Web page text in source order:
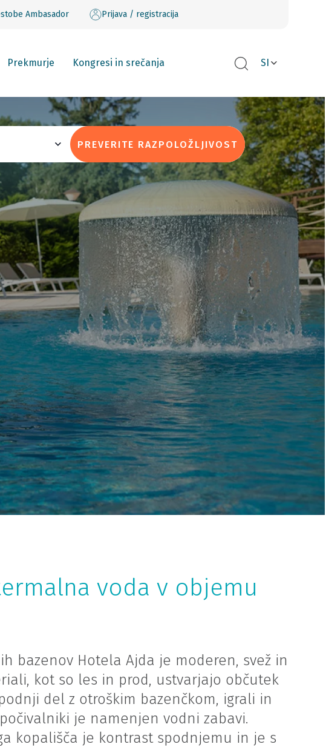
Ambasador Prijava / registracija
Prekmurje Kongresi in srečanja SI
PREVERITE RAZPOLOŽLJIVOST
voda v objemu
bazenov Hotela Ajda je moderen, svež in
kot so les in prod, ustvarjajo občutek
del z otroškim bazenčkom, igrali in
je namenjen vodni zabavi.
kopališča je kontrast spodnjemu in je s